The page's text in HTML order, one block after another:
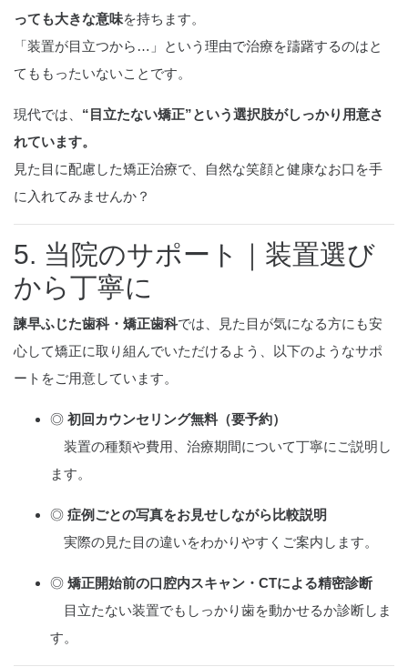
っても大きな意味を持ちます。
「装置が目立つから…」という理由で治療を躊躇するのはと
てももったいないことです。
現代では、 “目立たない矯正”という選択肢がしっかり用意さ
れています。
見た目に配慮した矯正治療で、自然な笑顔と健康なお口を手
に入れてみませんか？
5. 当院のサポート｜装置選び
から丁寧に
諫早ふじた歯科・矯正歯科では、見た目が気になる方にも安
心して矯正に取り組んでいただけるよう、以下のようなサポ
ートをご用意しています。
◎ 初回カウンセリング無料（要予約）
装置の種類や費用、治療期間について丁寧にご説明し
ます。
◎ 症例ごとの写真をお見せしながら比較説明
実際の見た目の違いをわかりやすくご案内します。
◎ 矯正開始前の口腔内スキャン・CTによる精密診断
目立たない装置でもしっかり歯を動かせるか診断しま
す。